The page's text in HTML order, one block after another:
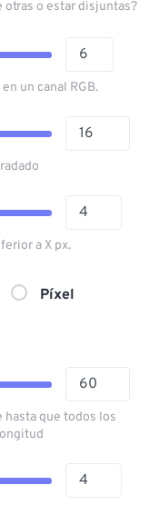
otras o estar disjuntas?
un canal RGB.
a X px.
Píxel
que todos los